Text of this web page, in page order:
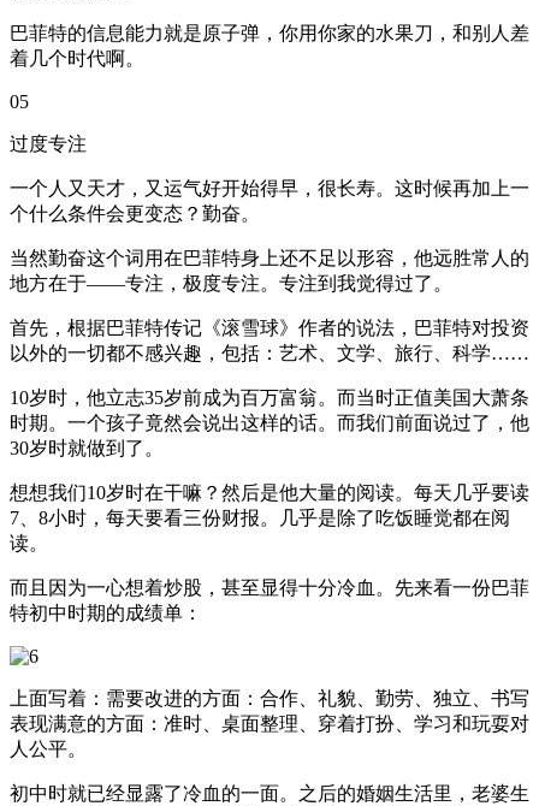
巴菲特的信息能力就是原子弹，你用你家的水果刀，和别人差
着几个时代啊。
05
过度专注
一个人又天才，又运气好开始得早，很长寿。这时候再加上一
个什么条件会更变态？勤奋。
当然勤奋这个词用在巴菲特身上还不足以形容，他远胜常人的
地方在于——专注，极度专注。专注到我觉得过了。
首先，根据巴菲特传记《滚雪球》作者的说法，巴菲特对投资
以外的一切都不感兴趣，包括：艺术、文学、旅行、科学……
10岁时，他立志35岁前成为百万富翁。而当时正值美国大萧条
时期。一个孩子竟然会说出这样的话。而我们前面说过了，他
30岁时就做到了。
想想我们10岁时在干嘛？然后是他大量的阅读。每天几乎要读
7、8小时，每天要看三份财报。几乎是除了吃饭睡觉都在阅
读。
而且因为一心想着炒股，甚至显得十分冷血。先来看一份巴菲
特初中时期的成绩单：
上面写着：需要改进的方面：合作、礼貌、勤劳、独立、书写
表现满意的方面：准时、桌面整理、穿着打扮、学习和玩耍对
人公平。
初中时就已经显露了冷血的一面。之后的婚姻生活里，老婆生